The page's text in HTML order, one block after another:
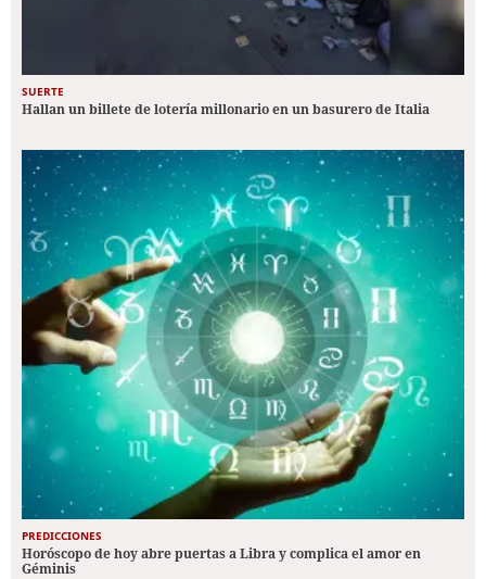
SUERTE
Hallan un billete de lotería millonario en un basurero de Italia
PREDICCIONES
Horóscopo de hoy abre puertas a Libra y complica el amor en
Géminis